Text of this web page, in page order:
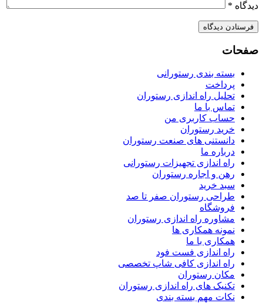
*
بسته بندی رستورانی
پرداخت
تحلیل راه اندازی رستوران
تماس با ما
حساب کاربری من
خرید رستوران
دانستنی های صنعت رستوران
درباره ما
راه اندازی تجهیزات رستورانی
رهن و اجاره رستوران
سبد خرید
طراحی رستوران صفر تا صد
فروشگاه
مشاوره راه اندازی رستوران
نمونه همکاری ها
همکاری با ما
راه اندازی فست فود
راه اندازی کافی شاپ تخصصی
مکان رستوران
تکنیک های راه اندازی رستوران
نکات مهم بسته بندی